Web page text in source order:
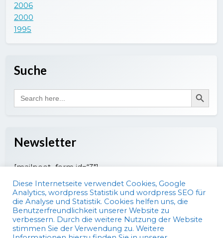
2006
2000
1995
Suche
Search
for:
Search Button
Newsletter
[mailpoet_form id=“3″]
Diese Internetseite verwendet Cookies, Google
Analytics, wordpress Statistik und wordpress SEO für
die Analyse und Statistik. Cookies helfen uns, die
Benutzerfreundlichkeit unserer Website zu
verbessern. Durch die weitere Nutzung der Website
stimmen Sie der Verwendung zu. Weitere